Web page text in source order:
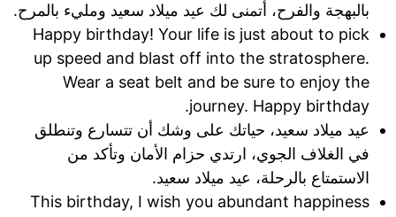
بالبهجة والفرح، أتمنى لك عيد ميلاد سعيد ومليء بالمرح.
Happy birthday! Your life is just about to pick
up speed and blast off into the stratosphere.
Wear a seat belt and be sure to enjoy the
journey. Happy birthday.
عيد ميلاد سعيد، حياتك على وشك أن تتسارع وتنطلق
في الغلاف الجوي، ارتدي حزام الأمان وتأكد من
الاستمتاع بالرحلة، عيد ميلاد سعيد.
This birthday, I wish you abundant happiness